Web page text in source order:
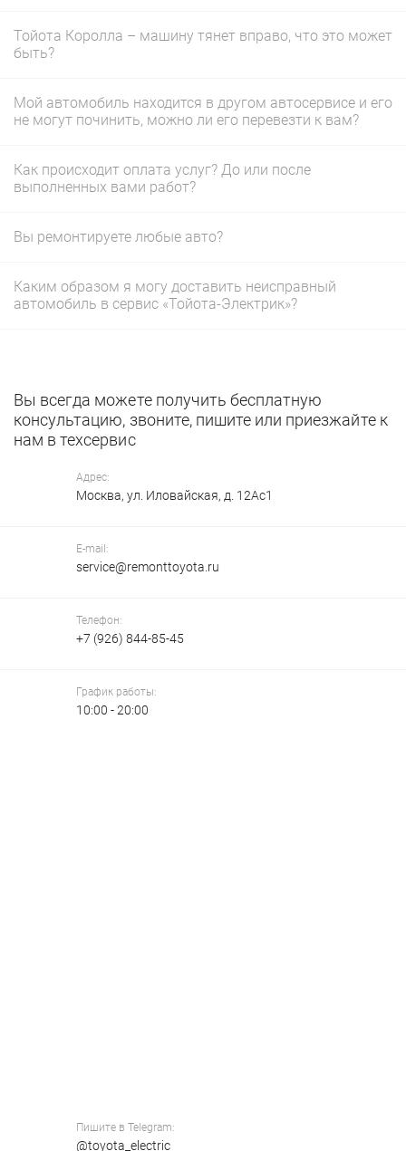
Тойота Королла – машину тянет вправо, что это может
быть?
Мой автомобиль находится в другом автосервисе и его
не могут починить, можно ли его перевезти к вам?
Как происходит оплата услуг? До или после
выполненных вами работ?
Вы ремонтируете любые авто?
Каким образом я могу доставить неисправный
автомобиль в сервис «Тойота-Электрик»?
Вы всегда можете получить бесплатную
консультацию, звоните, пишите или приезжайте к
нам в техсервис
Адрес:
Москва, ул. Иловайская, д. 12Ас1
E-mail:
service@remonttoyota.ru
Телефон:
+7 (926) 844-85-45
График работы:
10:00 - 20:00
Пишите в Telegram:
@toyota_electric